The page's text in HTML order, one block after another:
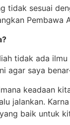
tidak sesuai
Pembawa
tidak ada
agar saya
keadaan
jalankan.
baik untuk